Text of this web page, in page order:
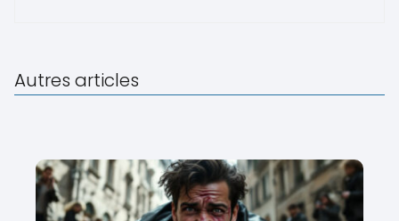
Autres articles